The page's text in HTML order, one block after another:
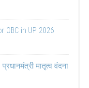
OBC in UP 2026
मातृत्व वंदना